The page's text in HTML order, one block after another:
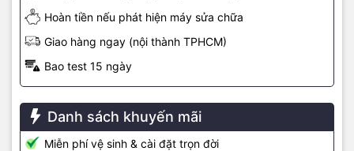
Hoàn tiền nếu phát hiện máy sửa chữa
Giao hàng ngay (nội thành TPHCM)
Bao test 15 ngày
Danh sách khuyến mãi
Miễn phí vệ sinh & cài đặt trọn đời
Sạc MacBook Pro 15 inch 2010 Apple 85W
Apple – An toàn, tiện lợi, sạc nhanh, bảo vệ máy tính tối đa.
⭐ Đánh giá khách hàng trên Google Maps